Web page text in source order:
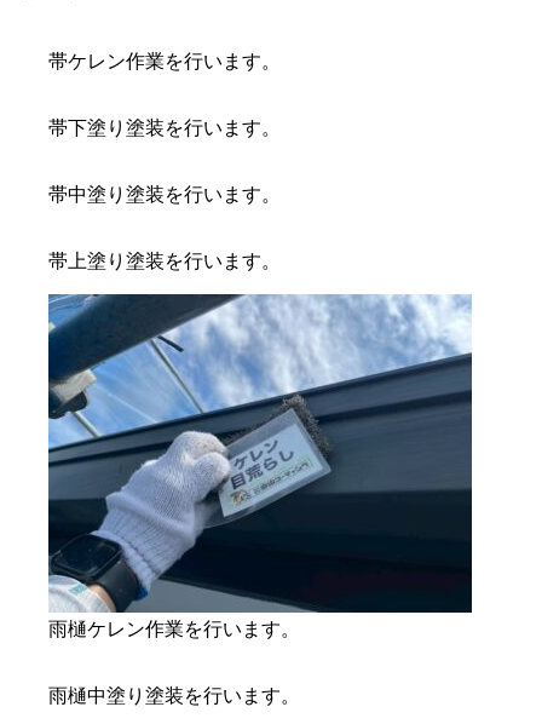
帯ケレン作業を行います。
帯下塗り塗装を行います。
帯中塗り塗装を行います。
帯上塗り塗装を行います。
雨樋ケレン作業を行います。
雨樋中塗り塗装を行います。